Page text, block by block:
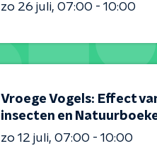
zo 26 juli 07:00 - 10:00
Vroege Vogels: Effect
insecten en
zo 12 juli 07:00 - 10:00